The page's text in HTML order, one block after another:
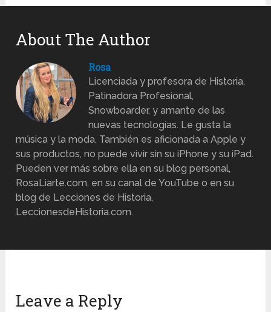
About The Author
Rosa
Licenciada y profesora de Historia,
Patinadora Profesional,
Snowboarder, y amante de las
nuevas tecnologías. Le gusta la
música y la moda. También es aficionada a Apple y
sus productos, no puede vivir sin su iPhone y su iPad.
Pueden ver más sobre ella en su blog personal,
RosaLiarte.com, en su canal de YouTube o en su
blog de Lecciones de Historia,
LeccionesdeHistoria.com.
Leave a Reply